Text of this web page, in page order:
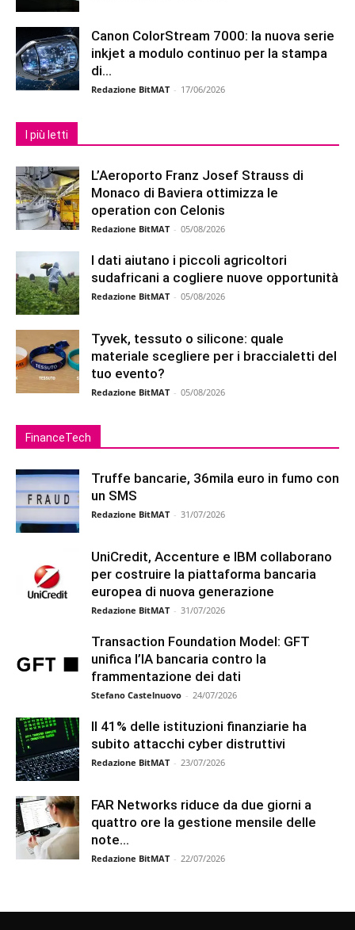
Canon ColorStream 7000: la nuova serie
inkjet a modulo continuo per la stampa
di...
Redazione BitMAT - 17/06/2026
I più letti
L’Aeroporto Franz Josef Strauss di
Monaco di Baviera ottimizza le
operation con Celonis
Redazione BitMAT - 05/08/2026
I dati aiutano i piccoli agricoltori
sudafricani a cogliere nuove opportunità
Redazione BitMAT - 05/08/2026
Tyvek, tessuto o silicone: quale
materiale scegliere per i braccialetti del
tuo evento?
Redazione BitMAT - 05/08/2026
FinanceTech
Truffe bancarie, 36mila euro in fumo con
un SMS
Redazione BitMAT - 31/07/2026
UniCredit, Accenture e IBM collaborano
per costruire la piattaforma bancaria
europea di nuova generazione
Redazione BitMAT - 31/07/2026
Transaction Foundation Model: GFT
unifica l’IA bancaria contro la
frammentazione dei dati
Stefano Castelnuovo - 24/07/2026
Il 41% delle istituzioni finanziarie ha
subito attacchi cyber distruttivi
Redazione BitMAT - 23/07/2026
FAR Networks riduce da due giorni a
quattro ore la gestione mensile delle
note...
Redazione BitMAT - 22/07/2026